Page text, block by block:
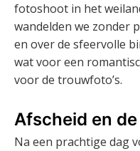
fotoshoot in het
wandelden we zonder
en over de sfeervolle
wat voor een
voor de trouwfoto’s.
Afscheid en
Na een prachtige dag